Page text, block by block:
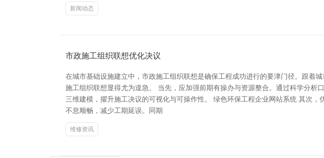
新闻动态
市政施工组织联想优化决议
在城市基础设施建立中，市政施工组织联想是确保工程成功进行的要津门径。跟着
施工组织联想显得尤为遑急。 当先，应加强前期有操办与资源整合。通过科学分
三维建模，擢升施工决议的可视化与可操作性。 绿色环保工程企业网站系统 其次
不息顺畅，减少工期延误。同期
维修资讯